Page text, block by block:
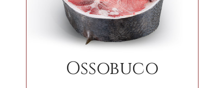
Ossobuco